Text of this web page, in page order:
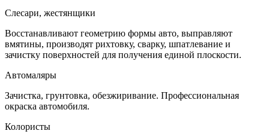
Слесари, жестянщики
Восстанавливают геометрию формы авто, выправляют
вмятины, производят рихтовку, сварку, шпатлевание и
зачистку поверхностей для получения единой плоскости.
Автомаляры
Зачистка, грунтовка, обезжиривание. Профессиональная
окраска автомобиля.
Колористы